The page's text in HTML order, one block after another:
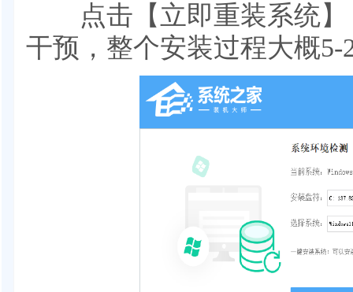
点击【立即重装系统】
干预，整个安装过程大概5-